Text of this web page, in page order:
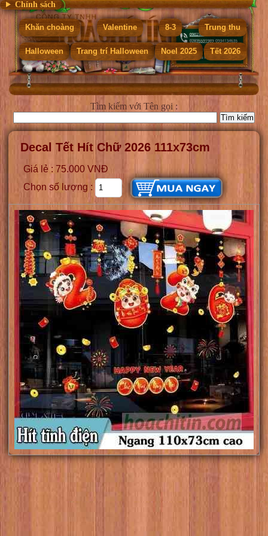
Chính sách
Khăn choàng Valentine 8-3 Trung thu
Halloween Trang trí Halloween Noel 2025 Tết 2026
Tìm kiếm với Tên gọi :
Decal Tết Hít Chữ 2026 111x73cm
Giá lẻ : 75.000 VNĐ
Chọn số lượng :